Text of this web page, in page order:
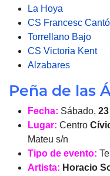
La Hoya
CS Francesc Cantó
Torrellano Bajo
CS Victoria Kent
Alzabares
Peña de las
Fecha: Sábado,
Lugar: Centro
Mateu s/n
Tipo de evento:
Artista: Horacio